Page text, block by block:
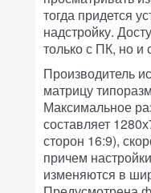
тогда придется
надстройку.
только с ПК, но и
Производитель
матрицу
Максимальное
составляет
сторон 16:9),
причем
изменяются в